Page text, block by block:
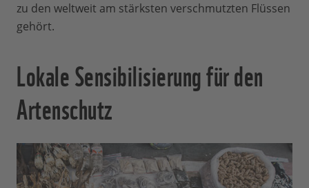
zu den weltweit am stärksten verschmutzten Flüssen
gehört.
Lokale Sensibilisierung für den
Artenschutz